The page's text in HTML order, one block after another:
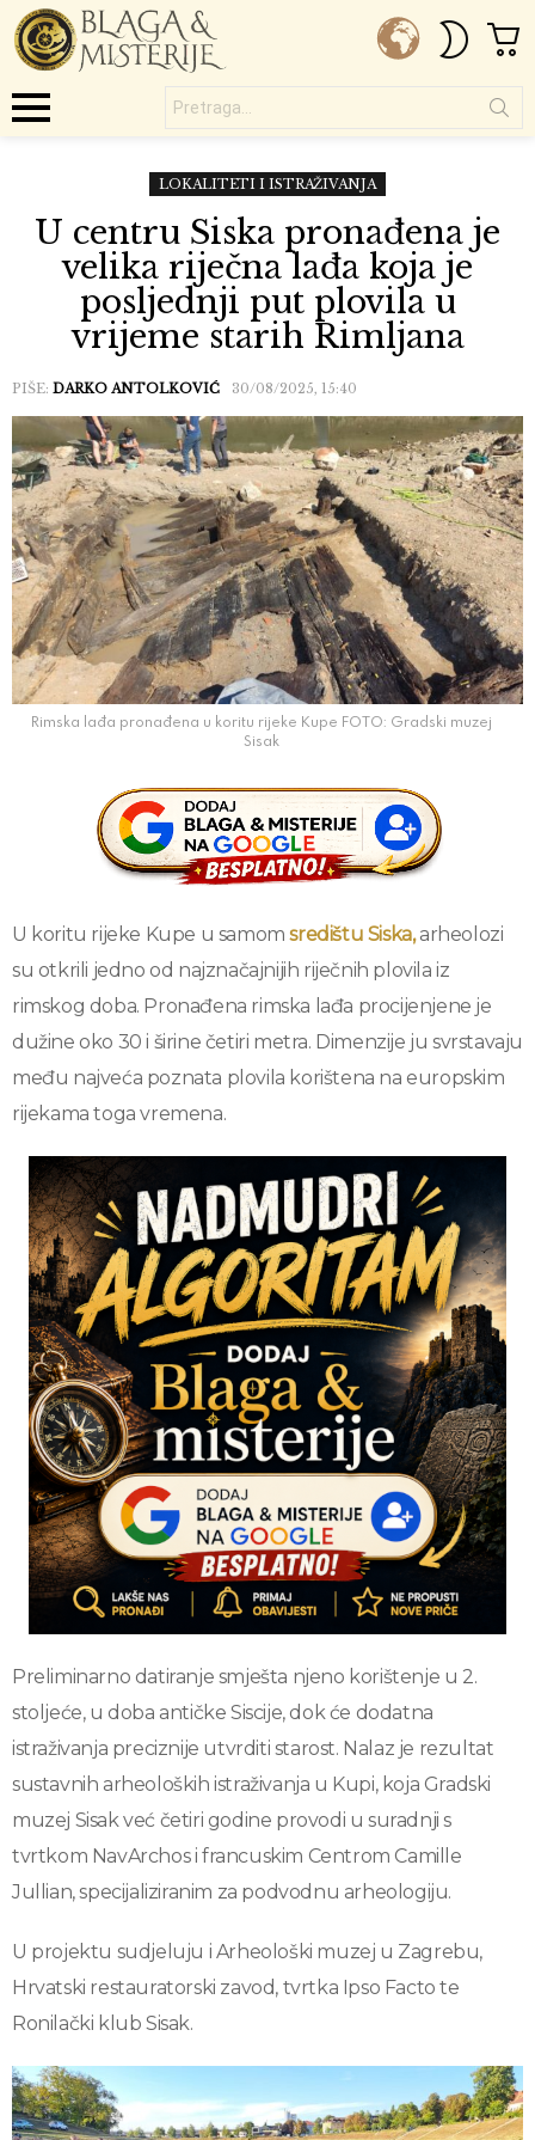
SKIN
LOKALITETI I ISTRAŽIVANJA
U centru Siska pronađena je
velika riječna lađa koja je
posljednji put plovila u
vrijeme starih Rimljana
PIŠE: DARKO ANTOLKOVIĆ 30/08/2025, 15:40
Rimska lađa pronađena u koritu rijeke Kupe FOTO: Gradski muzej
Sisak
U koritu rijeke Kupe u samomsredištu Siska,arheolozi
su otkrili jedno od najznačajnijih riječnih plovila iz
rimskog doba. Pronađena rimska lađa procijenjene je
dužine oko 30 i širine četiri metra. Dimenzije ju svrstavaju
među najveća poznata plovila korištena na europskim
rijekama toga vremena.
Preliminarno datiranje smješta njeno korištenje u 2.
stoljeće, u doba antičke Siscije, dok će dodatna
istraživanja preciznije utvrditi starost. Nalaz je rezultat
sustavnih arheoloških istraživanja u Kupi, koja Gradski
muzej Sisak već četiri godine provodi u suradnji s
tvrtkom NavArchos i francuskim Centrom Camille
Jullian, specijaliziranim za podvodnu arheologiju.
U projektu sudjeluju i Arheološki muzej u Zagrebu,
Hrvatski restauratorski zavod, tvrtka Ipso Facto te
Ronilački klub Sisak.